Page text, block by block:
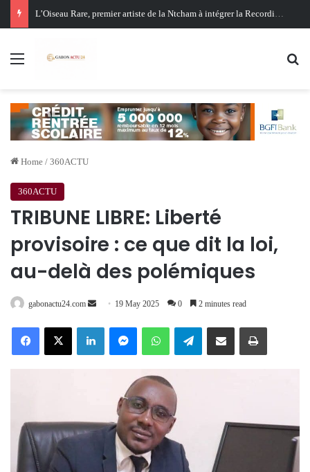
Oligui Nguema au Ghana : Libreville mise sur Accra pour renforcer sa stratégie diplomatique et économique
Menu
Home / 360ACTU
360ACTU
TRIBUNE LIBRE: Liberté
provisoire : ce que dit la loi,
au-delà des polémiques
gabonactu24.com
Send 19 May 2025 0 2 minutes read
FacebookX LinkedInMessengerWhatsAppTelegramShare via Email Print